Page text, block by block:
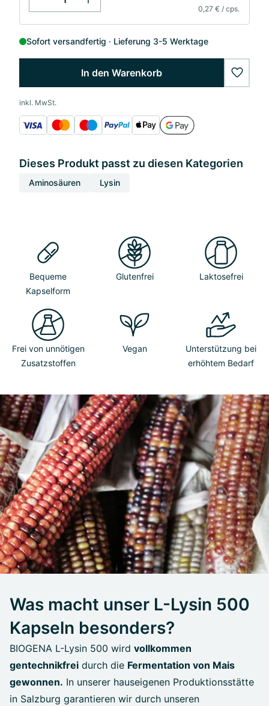
0,27 € / cps.
Sofort versandfertig Lieferung 3-5 Werktage
In den Warenkorb
inkl. MwSt.
Dieses Produkt passt zu diesen Kategorien
Aminosäuren Lysin
Bequeme
Kapselform
Glutenfrei Laktosefrei
Frei von unnötigen
Zusatzstoffen
Vegan
Unterstützung bei
erhöhtem Bedarf
Was macht unser L-Lysin 500
Kapseln besonders?
BIOGENA L-Lysin 500 wird vollkommen
gentechnikfrei durch die Fermentation von Mais
gewonnen. In unserer hauseigenen Produktionsstätte
in Salzburg garantieren wir durch unseren